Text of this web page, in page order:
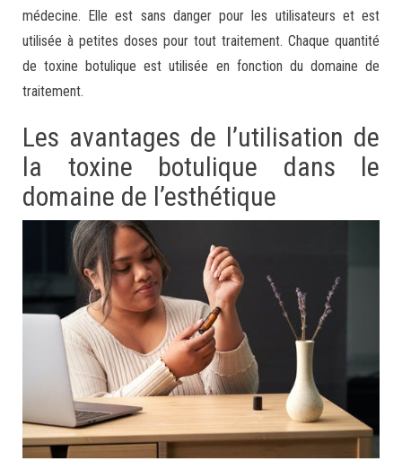
médecine. Elle est sans danger pour les utilisateurs et est
utilisée à petites doses pour tout traitement. Chaque quantité
de toxine botulique est utilisée en fonction du domaine de
traitement.
Les avantages de l’utilisation de
la toxine botulique dans le
domaine de l’esthétique